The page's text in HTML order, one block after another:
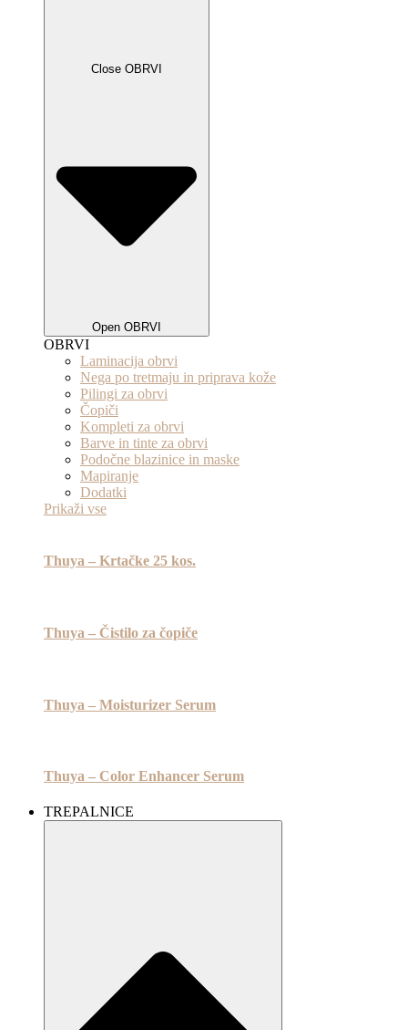
Close OBRVI
Open OBRVI
OBRVI
Laminacija obrvi
Nega po tretmaju in priprava kože
Pilingi za obrvi
Čopiči
Kompleti za obrvi
Barve in tinte za obrvi
Podočne blazinice in maske
Mapiranje
Dodatki
Prikaži vse
Thuya – Krtačke 25 kos.
Thuya – Čistilo za čopiče
Thuya – Moisturizer Serum
Thuya – Color Enhancer Serum
TREPALNICE